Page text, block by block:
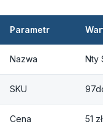
Parametr
Nazwa Nty
SKU
Cena 51 zł